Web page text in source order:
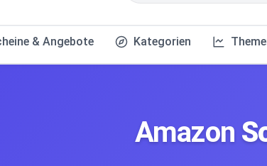
& Angebote Kategorien
Amazon